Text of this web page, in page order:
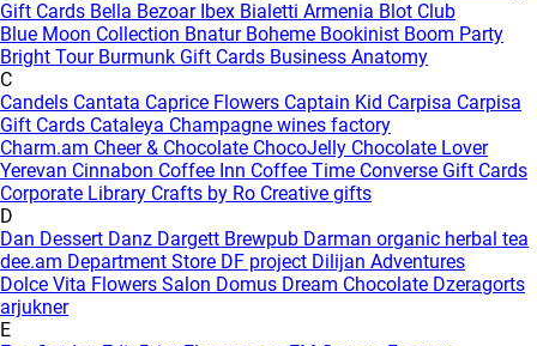
Gift Cards Bella Bezoar Ibex Bialetti Armenia Blot Club
Blue Moon Collection Bnatur Boheme Bookinist Boom Party
Bright Tour Burmunk Gift Cards Business Anatomy
C
Candels Cantata Caprice Flowers Captain Kid Carpisa Carpisa
Gift Cards Cataleya Champagne wines factory
Charm.am Cheer & Chocolate ChocoJelly Chocolate Lover
Yerevan Cinnabon Coffee Inn Coffee Time Converse Gift Cards
Corporate Library Crafts by Ro Creative gifts
D
Dan Dessert Danz Dargett Brewpub Darman organic herbal tea
dee.am Department Store DF project Dilijan Adventures
Dolce Vita Flowers Salon Domus Dream Chocolate Dzeragorts
arjukner
E